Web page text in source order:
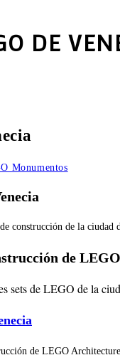
DE
Monumentos
de
sets de LEGO de la